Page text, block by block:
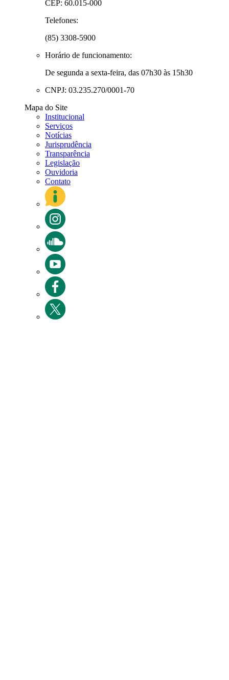
CEP: 60.015-000
Telefones:
(85) 3308-5900
Horário de funcionamento:
De segunda a sexta-feira, das 07h30 às 15h30
CNPJ: 03.235.270/0001-70
Mapa do Site
Institucional
Serviços
Notícias
Jurisprudência
Transparência
Legislação
Ouvidoria
Contato